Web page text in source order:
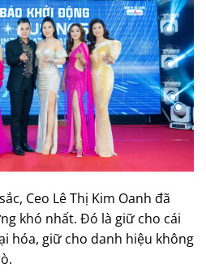
Ceo Lê Thị Kim Oanh đã
khó nhất. Đó là giữ cho cái
hóa, giữ cho danh hiệu không